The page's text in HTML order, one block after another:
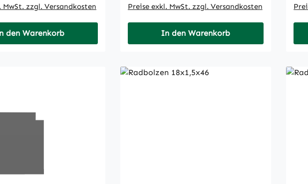
MwSt. zzgl. Versandkosten
den Warenkorb
Preise exkl. MwSt. zzgl. Versandkosten
In den Warenkorb